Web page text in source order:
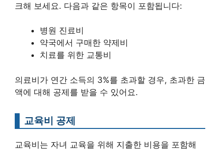
크해 보세요. 다음과 같은 항목이 포함됩니다:
병원 진료비
약국에서 구매한 약제비
치료를 위한 교통비
의료비가 연간 소득의 3%를 초과할 경우, 초과한 금
액에 대해 공제를 받을 수 있어요.
교육비 공제
교육비는 자녀 교육을 위해 지출한 비용을 포함해